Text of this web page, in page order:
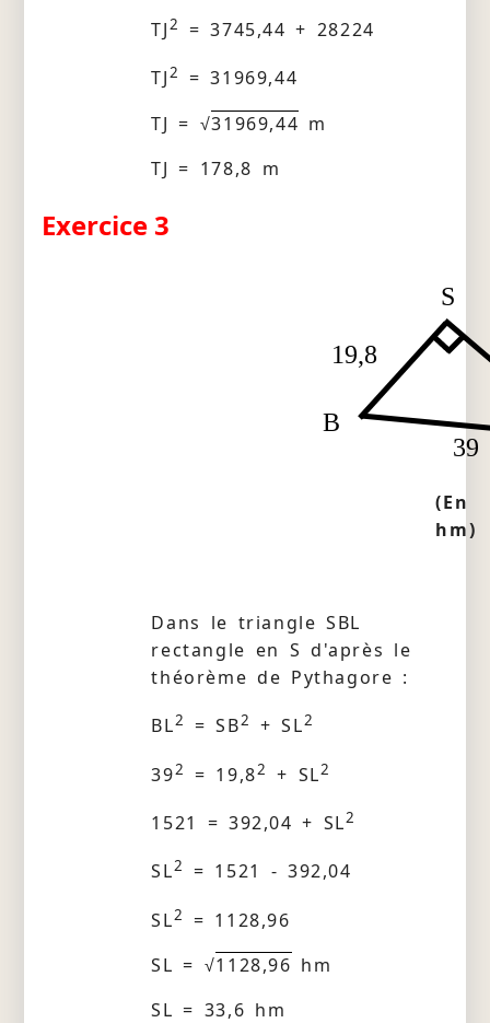
TJ2 = 3745,44 + 28224
TJ2
= 31969,44
TJ = √31969,44 m
TJ = 178,8 m
Exercice 3
S
B
19,8
39
(En
hm)
Dans le triangle SBL
rectangle en S d'après le
théorème de Pythagore :
BL2 = SB2 + SL2
392 = 19,82 + SL2
1521 = 392,04 + SL2
SL2 = 1521 - 392,04
SL2
= 1128,96
SL = √1128,96 hm
SL = 33,6 hm